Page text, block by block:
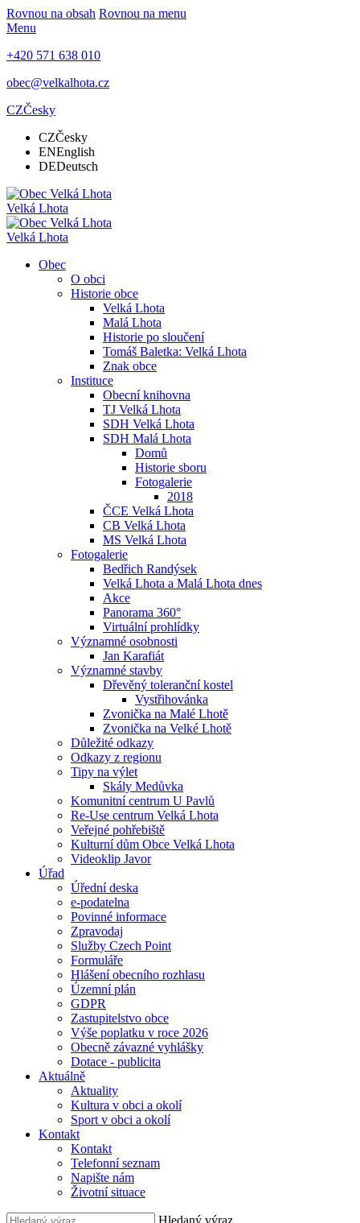
Rovnou na obsah Rovnou na menu
Menu
+420 571 638 010
obec@velkalhota.cz
CZČesky
CZČesky
ENEnglish
DEDeutsch
Velká Lhota
Velká Lhota
Obec
O obci
Historie obce
Velká Lhota
Malá Lhota
Historie po sloučení
Tomáš Baletka: Velká Lhota
Znak obce
Instituce
Obecní knihovna
TJ Velká Lhota
SDH Velká Lhota
SDH Malá Lhota
Domů
Historie sboru
Fotogalerie
2018
ČCE Velká Lhota
CB Velká Lhota
MS Velká Lhota
Fotogalerie
Bedřich Randýsek
Velká Lhota a Malá Lhota dnes
Akce
Panorama 360°
Virtuální prohlídky
Významné osobnosti
Jan Karafiát
Významné stavby
Dřevěný toleranční kostel
Vystřihovánka
Zvonička na Malé Lhotě
Zvonička na Velké Lhotě
Důležité odkazy
Odkazy z regionu
Tipy na výlet
Skály Medůvka
Komunitní centrum U Pavlů
Re-Use centrum Velká Lhota
Veřejné pohřebiště
Kulturní dům Obce Velká Lhota
Videoklip Javor
Úřad
Úřední deska
e-podatelna
Povinné informace
Zpravodaj
Služby Czech Point
Formuláře
Hlášení obecního rozhlasu
Územní plán
GDPR
Zastupitelstvo obce
Výše poplatku v roce 2026
Obecně závazné vyhlášky
Dotace - publicita
Aktuálně
Aktuality
Kultura v obci a okolí
Sport v obci a okolí
Kontakt
Kontakt
Telefonní seznam
Napište nám
Životní situace
Hledaný výraz